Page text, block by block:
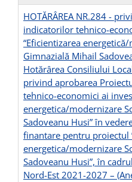
HOTĂRÂREA NR.284 -
indicatorilor tehnico-
“Eficientizarea
Gimnazială Mihail
Hotărârea Consiliului
privind aprobarea
tehnico-economici ai
energetica/modernizare
Sadoveanu Husi” în
finantare pentru proiectul
energetica/modernizare
Sadoveanu Husi”, în
Nord-Est 2021-2027 –